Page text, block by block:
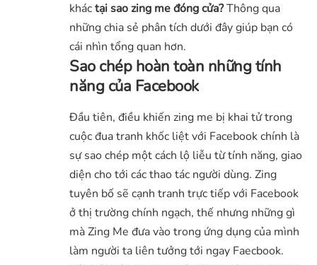
kháctại sao zing me đóng cửa?Thông qua
những chia sẻ phân tích dưới đây giúp bạn có
cái nhìn tổng quan hơn.
Sao chép hoàn toàn những tính
năng của Facebook
Đầu tiên, điều khiến zing me bị khai tử trong
cuộc đua tranh khốc liệt với Facebook chính là
sự sao chép một cách lộ liễu từ tính năng, giao
diện cho tới các thao tác người dùng. Zing
tuyên bố sẽ cạnh tranh trực tiếp với Facebook
ở thị trường chính ngạch, thế nhưng những gì
mà Zing Me đưa vào trong ứng dụng của mình
làm người ta liên tưởng tới ngay Faecbook.